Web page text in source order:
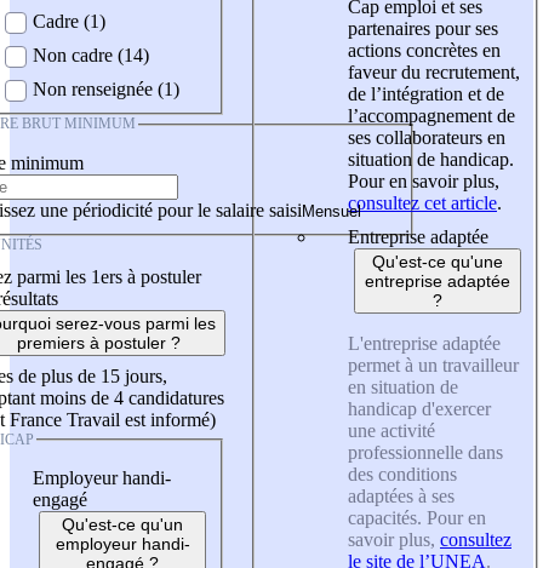
Cadre (1)
Non cadre (14)
Non renseignée (1)
BRUT MINIMUM
minimum
une périodicité pour le salaire saisi
parmi les 1ers à postuler
serez-vous parmi les
premiers à postuler ?
de plus de 15 jours,
moins de 4 candidatures
France Travail est informé)
Employeur handi-
engagé
Qu'est-ce qu'un
employeur handi-
engagé ?
Cap emploi et ses
partenaires pour ses
actions concrètes en
faveur du recrutement,
de l’intégration et de
l’accompagnement de
ses collaborateurs en
situation de handicap.
Pour en savoir plus,
consultez cet article.
Entreprise adaptée
Qu'est-ce qu'une
entreprise adaptée
?
L'entreprise adaptée
permet à un travailleur
en situation de
handicap d'exercer
une activité
professionnelle dans
des conditions
adaptées à ses
capacités. Pour en
savoir plus, consultez
le site de l’UNEA.